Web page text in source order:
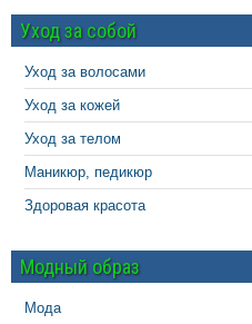
Уход за собой
Уход за волосами
Уход за кожей
Уход за телом
Маникюр, педикюр
Здоровая красота
Модный образ
Мода